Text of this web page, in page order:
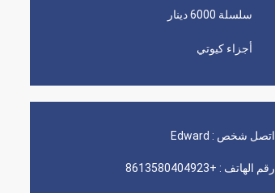
سلسلة 6000 دينار
أجزاء كيوتي
اتصل شخص : Edward
رقم الهاتف : +8613580404923